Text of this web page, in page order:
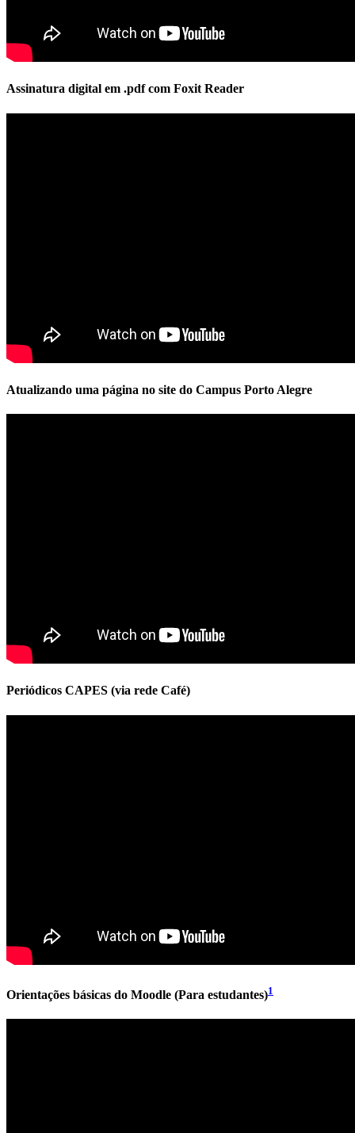
Assinatura digital em .pdf com Foxit Reader
Atualizando uma página no site do Campus Porto Alegre
Periódicos CAPES (via rede Café)
Orientações básicas do Moodle (Para estudantes)1